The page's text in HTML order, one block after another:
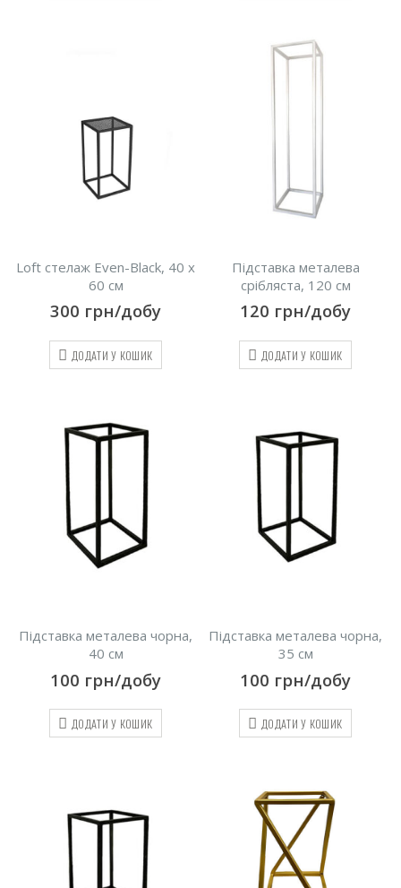
Loft стелаж Even-Black, 40 х
60 см
300 грн/добу
ДОДАТИ У КОШИК
Підставка металева
срібляста, 120 см
120 грн/добу
ДОДАТИ У КОШИК
Підставка металева чорна,
40 см
100 грн/добу
ДОДАТИ У КОШИК
Підставка металева чорна,
35 см
100 грн/добу
ДОДАТИ У КОШИК